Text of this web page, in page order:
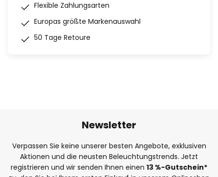
Flexible Zahlungsarten
Europas größte Markenauswahl
50 Tage Retoure
Newsletter
Verpassen Sie keine unserer besten Angebote, exklusiven
Aktionen und die neusten Beleuchtungstrends. Jetzt
registrieren und wir senden Ihnen einen 13 %-Gutschein*